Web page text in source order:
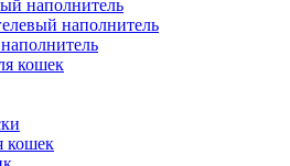
наполнитель
наполнитель
кошек
кошек